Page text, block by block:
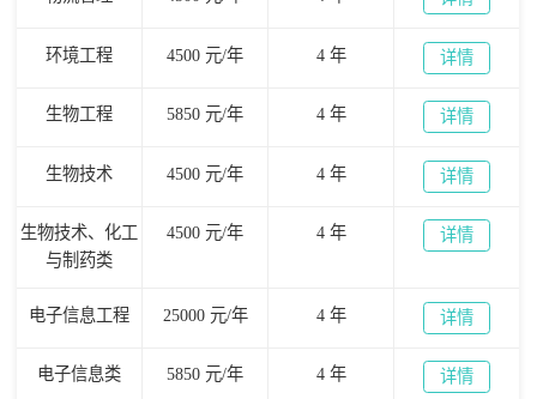
环境工程 4500 元/年 4 年 详情
生物工程 5850 元/年 4 年 详情
生物技术 4500 元/年 4 年 详情
生物技术、化工
与制药类
4500 元/年 4 年 详情
电子信息工程 25000 元/年 4 年 详情
电子信息类 5850 元/年 4 年 详情